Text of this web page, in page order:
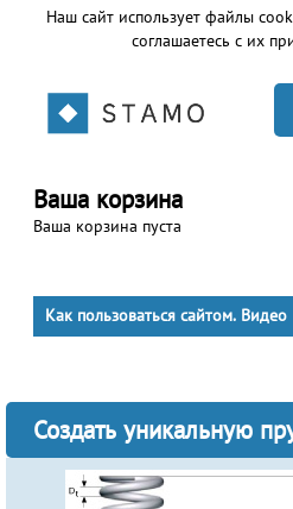
Наш сайт использует файлы
соглашаетесь с их
Ваша корзина
Ваша корзина пуста
Как пользоваться сайтом. Видео
Создать уникальную